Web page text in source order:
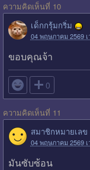
ความคิดเห็นที่ 10
เด็กกรุ้มกริ่ม
04 พฤษภาคม 2569
ขอบคุณจ้า
 0
ความคิดเห็นที่ 11
สมาชิกหมายเลข
04 พฤษภาคม 2569 เ
มันซับซ้อน